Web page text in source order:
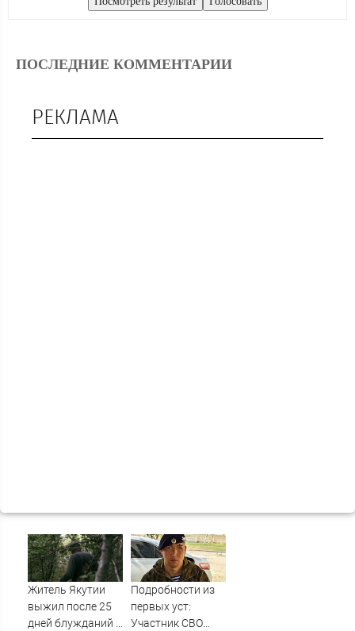
ПОСЛЕДНИЕ КОММЕНТАРИИ
РЕКЛАМА
Житель Якутии
выжил после 25
дней блужданий в
Подробности из
первых уст:
Участник СВО